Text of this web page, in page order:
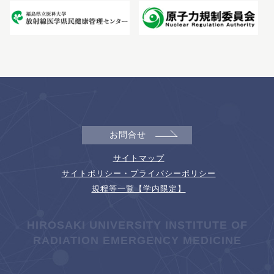
お問合せ
サイトマップ
サイトポリシー・プライバシーポリシー
規程等一覧【学内限定】
HIROSAKI UNIVERSITY INSTITUTE OF
RADIATION EMERGENCY MEDICINE